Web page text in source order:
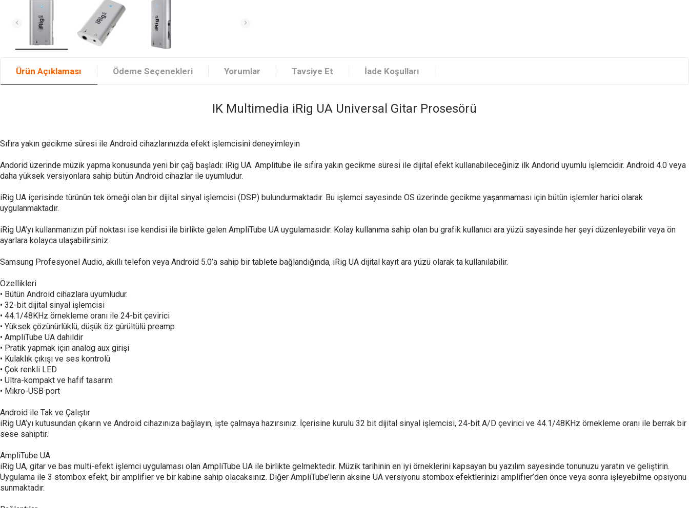
Ürün Açıklaması Ödeme Seçenekleri Yorumlar Tavsiye Et İade Koşulları
IK Multimedia iRig UA Universal Gitar Prosesörü
Sıfıra yakın gecikme süresi ile Android cihazlarınızda efekt işlemcisini deneyimleyin
Andorid üzerinde müzik yapma konusunda yeni bir çağ başladı: iRig UA. Amplitube ile sıfıra yakın gecikme süresi ile dijital efekt kullanabileceğiniz ilk Andorid uyumlu işlemcidir. Android 4.0 veya
daha yüksek versiyonlara sahip bütün Android cihazlar ile uyumludur.
iRig UA içerisinde türünün tek örneği olan bir dijital sinyal işlemcisi (DSP) bulundurmaktadır. Bu işlemci sayesinde OS üzerinde gecikme yaşanmaması için bütün işlemler harici olarak
uygulanmaktadır.
iRig UA’yı kullanmanızın püf noktası ise kendisi ile birlikte gelen AmpliTube UA uygulamasıdır. Kolay kullanıma sahip olan bu grafik kullanıcı ara yüzü sayesinde her şeyi düzenleyebilir veya ön
ayarlara kolayca ulaşabilirsiniz.
Samsung Profesyonel Audio, akıllı telefon veya Android 5.0’a sahip bir tablete bağlandığında, iRig UA dijital kayıt ara yüzü olarak ta kullanılabilir.
Özellikleri
• Bütün Android cihazlara uyumludur.
• 32-bit dijital sinyal işlemcisi
• 44.1/48KHz örnekleme oranı ile 24-bit çevirici
• Yüksek çözünürlüklü, düşük öz gürültülü preamp
• AmpliTube UA dahildir
• Pratik yapmak için analog aux girişi
• Kulaklık çıkışı ve ses kontrolü
• Çok renkli LED
• Ultra-kompakt ve hafif tasarım
• Mikro-USB port
Android ile Tak ve Çalıştır
iRig UA’yı kutusundan çıkarın ve Android cihazınıza bağlayın, işte çalmaya hazırsınız. İçerisine kurulu 32 bit dijital sinyal işlemcisi, 24-bit A/D çevirici ve 44.1/48KHz örnekleme oranı ile berrak bir
sese sahiptir.
AmpliTube UA
iRig UA, gitar ve bas multi-efekt işlemci uygulaması olan AmpliTube UA ile birlikte gelmektedir. Müzik tarihinin en iyi örneklerini kapsayan bu yazılım sayesinde tonunuzu yaratın ve geliştirin.
Uygulama ile 3 stombox efekt, bir amplifier ve bir kabine sahip olacaksınız. Diğer AmpliTube’lerin aksine UA versiyonu stombox efektlerinizi amplifier’den önce veya sonra işleyebilme opsiyonu
sunmaktadır.